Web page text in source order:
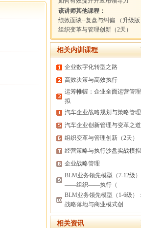
该讲师其他课程：
绩效面谈--复盘与纠偏 （升级版
组织变革与管理创新（2天）
相关内训课程
企业数字化转型之路
高效决策与高效执行
运筹帷幄：企业全面运营管
拟
汽车企业战略规划与策略管理
汽车企业创新管理与变革之道
组织变革与管理创新（2天）
经营策略与执行沙盘实战模拟
企业战略管理
BLM业务领先模型（7-12级
——组织——执行（
BLM业务领先模型（1-6级）
战略落地与商业模式创
相关资讯